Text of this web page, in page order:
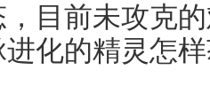
目前未攻克
化的精灵怎